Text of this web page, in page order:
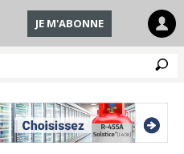
JE M'ABONNE